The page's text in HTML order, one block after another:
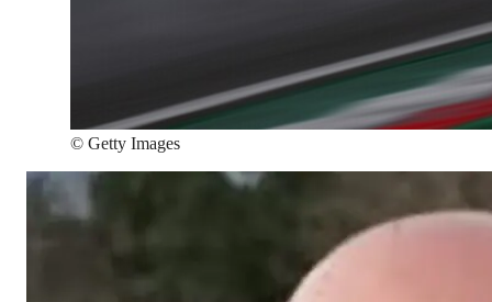
© Getty Images